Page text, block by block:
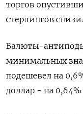
торгов
стерлингов
Валюты-
минимальных
подешевел на
доллар - на 0,64%